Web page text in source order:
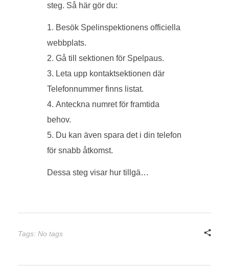
steg. Så här gör du:
Besök Spelinspektionens officiella
webbplats.
Gå till sektionen för Spelpaus.
Leta upp kontaktsektionen där
Telefonnummer finns listat.
Anteckna numret för framtida
behov.
Du kan även spara det i din telefon
för snabb åtkomst.
Dessa steg visar hur tillgä…
Tags: No tags